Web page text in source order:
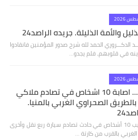
والأمة الذليلة. جريده الراصد24
الدكـــروري الحمد لله شرح صدور المؤمنين فانقادوا
في قلوبهم، فلم يجدو…
بالأسماء ... اصابة 10 اشخاص في تصادم ملاكي
الصحراوي الغربي بالمنيا.
كتب / مصطفى الكومى أصيب 10 أشخاص في حادث تصادم سيارة ربع نقل وأخرى
بالقرب من كارتة …